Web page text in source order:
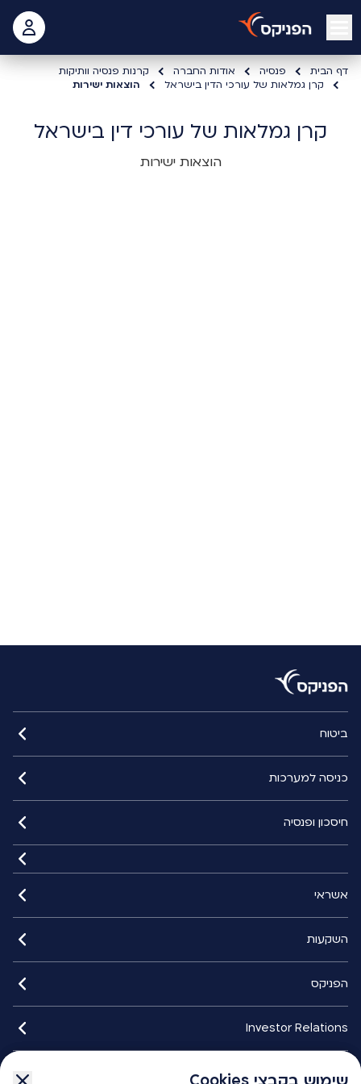
open mobile menu
דף הבית פנסיה אודות החברה
קרנות פנסיה וותיקות
קרן גמלאות של עורכי הדין בישראל
הוצאות ישירות
קרן גמלאות של עורכי דין בישראל
הוצאות ישירות
ביטוח
כניסה למערכות
חיסכון ופנסיה
אשראי
השקעות
הפניקס
Investor Relations